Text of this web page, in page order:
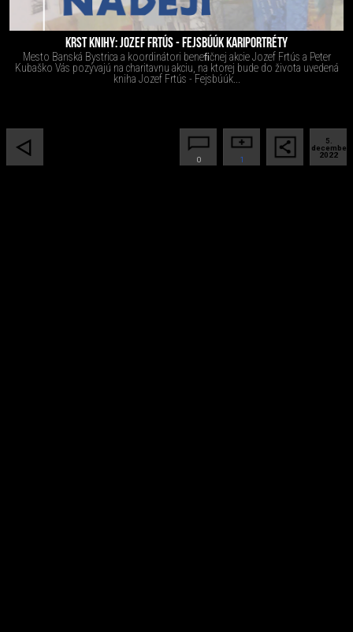
KRST KNIHY: JOZEF FRTÚS - FEJSBÚÚK KARIPORTRÉTY
Mesto Banská Bystrica a koordinátori beneﬁčnej akcie Jozef Frtús a Peter
Kubaško Vás pozývajú na charitavnu akciu, na ktorej bude do života uvedená
kniha Jozef Frtús - Fejsbúúk...
5.
december
2022
1
0